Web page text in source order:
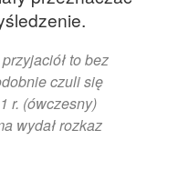
to bez
czuli się
r. (ówczesny)
wydał rozkaz